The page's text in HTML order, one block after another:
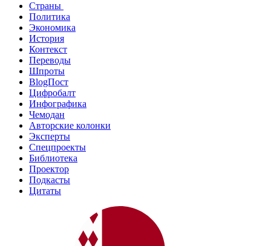
Страны
Политика
Экономика
История
Контекст
Переводы
Шпроты
BlogПост
Цифробалт
Инфографика
Чемодан
Авторские колонки
Эксперты
Спецпроекты
Библиотека
Проектор
Подкасты
Цитаты